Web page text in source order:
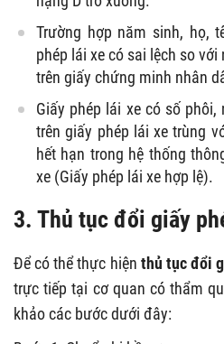
Trường hợp năm sinh, họ,
phép lái xe có sai lệch so
trên giấy chứng minh nhân
Giấy phép lái xe có số
trên giấy phép lái xe trùng
hết hạn trong hệ thống
xe (Giấy phép lái xe hợp lệ).
3. Thủ tục đổi giấy
Để có thể thực hiện thủ tục đổi
trực tiếp tại cơ quan có thẩm
khảo các bước dưới đây: